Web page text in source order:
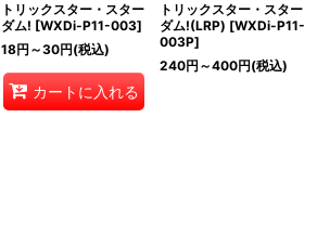
トリックスター・スター
ダム! [WXDi-P11-003]
18円 ～30円(税込)
カートに入れる
トリックスター・スター
ダム!(LRP) [WXDi-P11-
003P]
240円 ～400円(税込)